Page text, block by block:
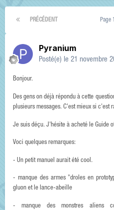
PRÉCÉDENT Page
Pyranium
Posté(e) le 21 novembre
Bonjour.
Des gens on déjà répondu à cette
plusieurs messages. C'est mieux si c'est
Je suis déçu. J'hésite à acheté le Guide
Voci quelques remarques:
- Un petit manuel aurait été cool.
- manque des armes "droles en
gluon et le lance-abeille
- manque des monstres aliens